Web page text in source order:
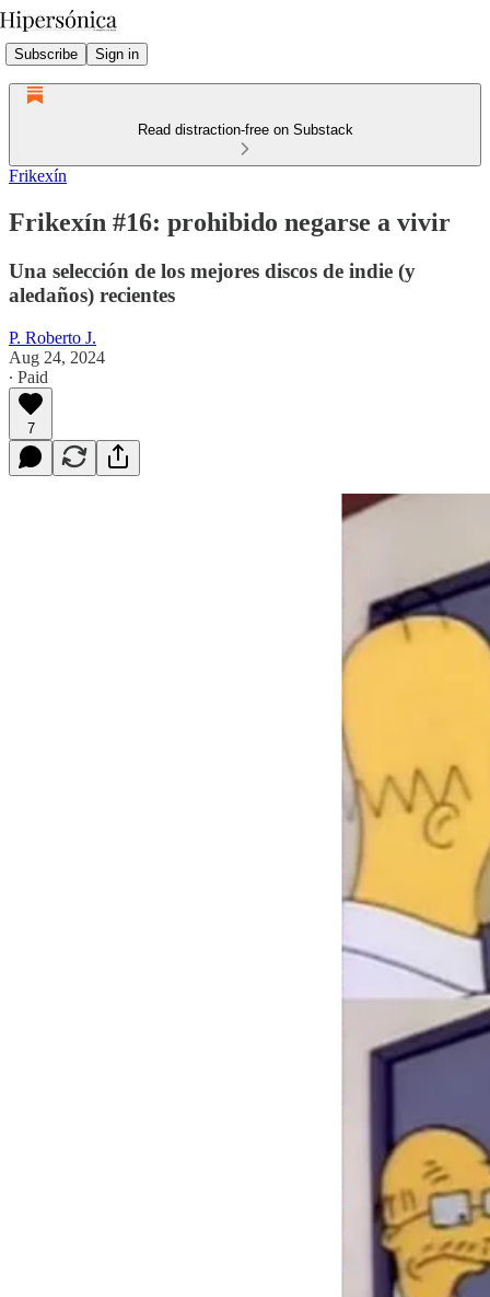
Subscribe Sign in
Read distraction-free on Substack
Frikexín
Frikexín #16: prohibido negarse a vivir
Una selección de los mejores discos de indie (y
aledaños) recientes
P. Roberto J.
Aug 24, 2024
∙ Paid
7